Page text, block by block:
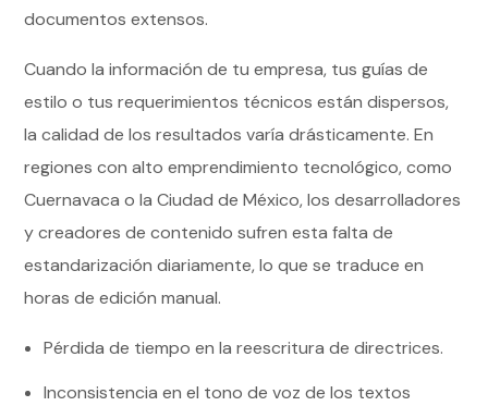
documentos extensos.
Cuando la información de tu empresa, tus guías de
estilo o tus requerimientos técnicos están dispersos,
la calidad de los resultados varía drásticamente. En
regiones con alto emprendimiento tecnológico, como
Cuernavaca o la Ciudad de México, los desarrolladores
y creadores de contenido sufren esta falta de
estandarización diariamente, lo que se traduce en
horas de edición manual.
Pérdida de tiempo en la reescritura de directrices.
Inconsistencia en el tono de voz de los textos